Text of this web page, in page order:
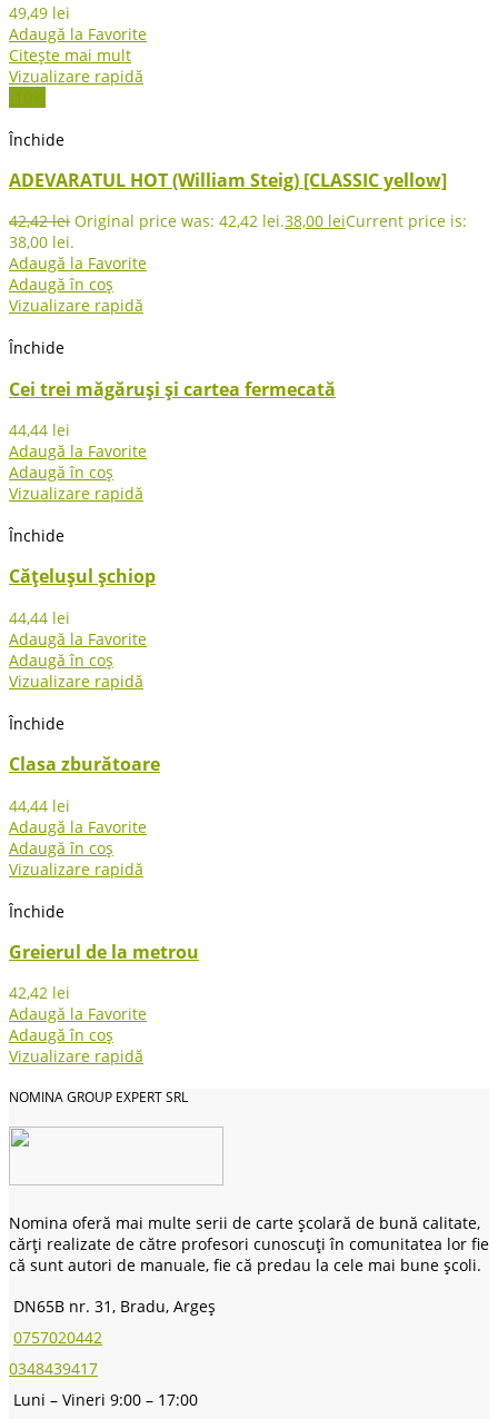
49,49 lei
Adaugă la Favorite
Citește mai mult
Vizualizare rapidă
-10%
Închide
ADEVARATUL HOT (William Steig) [CLASSIC yellow]
42,42lei Original price was: 42,42 lei.38,00 leiCurrent price is:
38,00 lei.
Adaugă la Favorite
Adaugă în coș
Vizualizare rapidă
Închide
Cei trei măgăruși și cartea fermecată
44,44 lei
Adaugă la Favorite
Adaugă în coș
Vizualizare rapidă
Închide
Cățelușul șchiop
44,44 lei
Adaugă la Favorite
Adaugă în coș
Vizualizare rapidă
Închide
Clasa zburătoare
44,44 lei
Adaugă la Favorite
Adaugă în coș
Vizualizare rapidă
Închide
Greierul de la metrou
42,42 lei
Adaugă la Favorite
Adaugă în coș
Vizualizare rapidă
NOMINA GROUP EXPERT SRL
Nomina oferă mai multe serii de carte școlară de bună calitate,
cărți realizate de către profesori cunoscuți în comunitatea lor fie
că sunt autori de manuale, fie că predau la cele mai bune școli.
DN65B nr. 31, Bradu, Argeș
0757020442
0348439417
Luni – Vineri 9:00 – 17:00